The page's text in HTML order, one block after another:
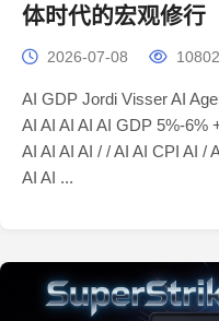
体时代的宏观修行
2026-07-08 10802
AI GDP Jordi Visser AI
AI AI AI AI AI GDP 5%-6%
AI AI AI AI / / AI AI CPI AI /
AI AI ...